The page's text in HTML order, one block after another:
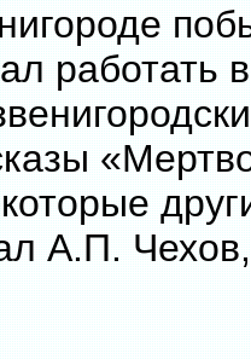
работать
А.П.